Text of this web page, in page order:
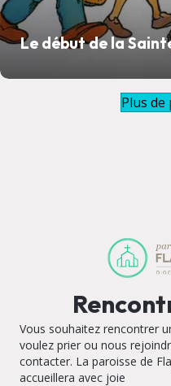
Le début de la
Plus
Vous souhaitez rencontrer
voulez prier ou nous
contacter. La paroisse de
accueillera avec joie